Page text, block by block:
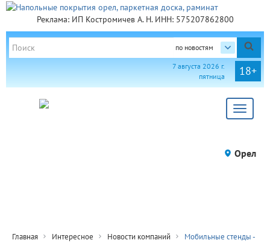
Реклама: ИП Костромичев А. Н. ИНН: 575207862800
по новостям
18+
7 августа 2026 г.
пятница
Toggle
Орел
Главная Интересное Новости компаний
Мобильные стенды -